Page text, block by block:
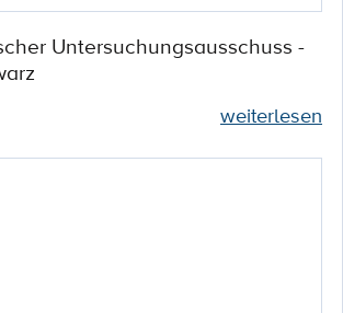
Untersuchungsausschuss -
weiterlesen